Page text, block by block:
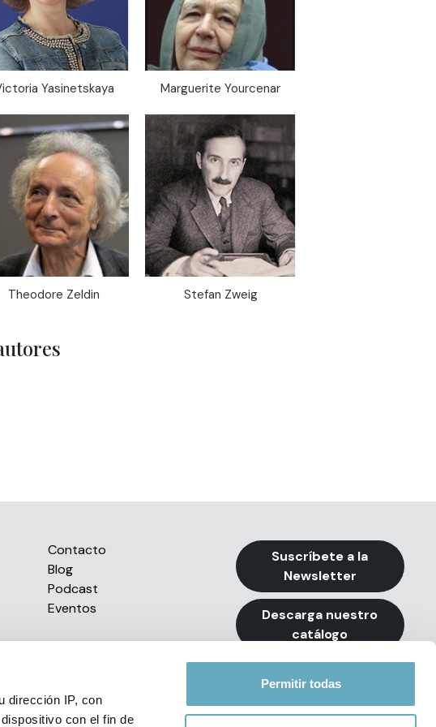
dirección IP, con
con el fin de
Permitir todas
Yasinetskaya Marguerite Yourcenar
Theodore Zeldin Stefan Zweig
Contacto
Blog
Podcast
Eventos
Suscríbete a la
Newsletter
Descarga nuestro
catálogo